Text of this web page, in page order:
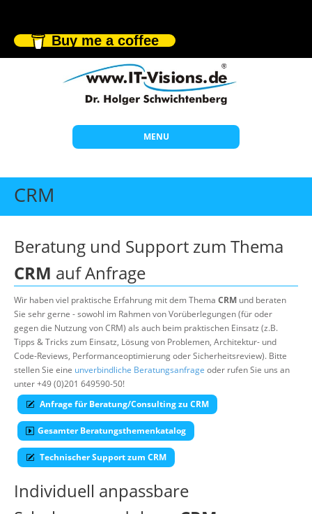
Buy me a coffee
MENU
Start
Individuelle Schulungen
Offene Seminare
Wissen
Über uns
Suche
CRM
Beratung und Support zum Thema
CRM auf Anfrage
Wir haben viel praktische Erfahrung mit dem Thema CRM und beraten
Sie sehr gerne - sowohl im Rahmen von Vorüberlegungen (für oder
gegen die Nutzung von CRM) als auch beim praktischen Einsatz (z.B.
Tipps & Tricks zum Einsatz, Lösung von Problemen, Architektur- und
Code-Reviews, Performanceoptimierung oder Sicherheitsreview). Bitte
stellen Sie eine unverbindliche Beratungsanfrage oder rufen Sie uns an
unter +49 (0)201 649590-50!
Anfrage für Beratung/Consulting zu CRM
Gesamter Beratungsthemenkatalog
Technischer Support zum CRM
Individuell anpassbare